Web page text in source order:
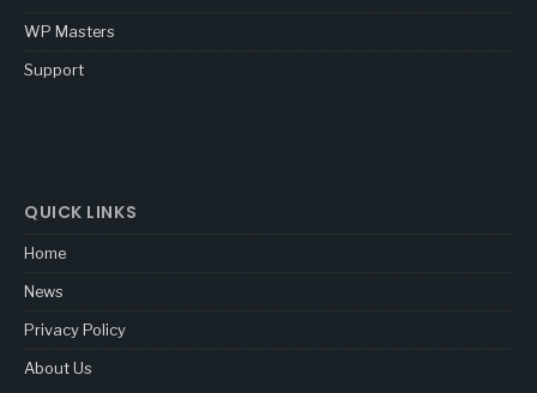
WP Masters
Support
QUICK LINKS
Home
News
Privacy Policy
About Us